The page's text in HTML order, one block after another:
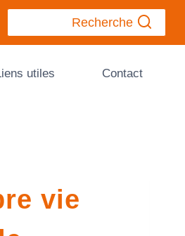
Recherche
utiles Contact
vie